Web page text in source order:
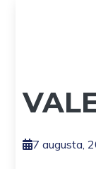
7 augusta,